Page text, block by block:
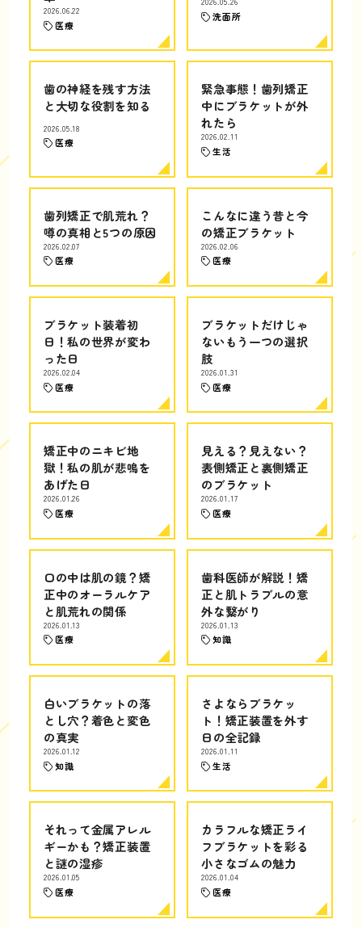
2026.06.22
医療
洗面所
歯の神経を残す方法
と大切な役割を知る
2026.05.18
医療
緊急事態！歯列矯正
中にブラケットが外
れたら
2026.02.11
生活
歯列矯正で肌荒れ？
噂の真相と5つの原因
2026.02.07
医療
こんなに違う昔と今
の矯正ブラケット
2026.02.06
医療
ブラケット装着初
日！私の世界が変わ
った日
2026.02.04
医療
ブラケットだけじゃ
ないもう一つの選択
肢
2026.01.31
医療
矯正中のニキビ地
獄！私の肌が悲鳴を
あげた日
2026.01.26
医療
見える？見えない？
表側矯正と裏側矯正
のブラケット
2026.01.17
医療
口の中は肌の鏡？矯
正中のオーラルケア
と肌荒れの関係
2026.01.13
医療
歯科医師が解説！矯
正と肌トラブルの意
外な繋がり
2026.01.13
知識
白いブラケットの落
とし穴？着色と変色
の真実
2026.01.12
知識
さよならブラケッ
ト！矯正装置を外す
日の全記録
2026.01.11
生活
それって金属アレル
ギーかも？矯正装置
と謎の湿疹
2026.01.05
医療
カラフルな矯正ライ
フブラケットを彩る
小さなゴムの魅力
2026.01.04
医療